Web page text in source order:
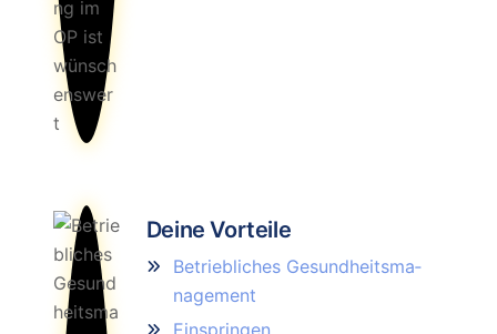
Deine Vorteile
Betriebliches Ge­sund­heits­ma­
nage­ment
Einspringen